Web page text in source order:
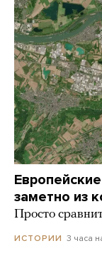
заметно из
Просто
ИСТОРИИ 3 часа